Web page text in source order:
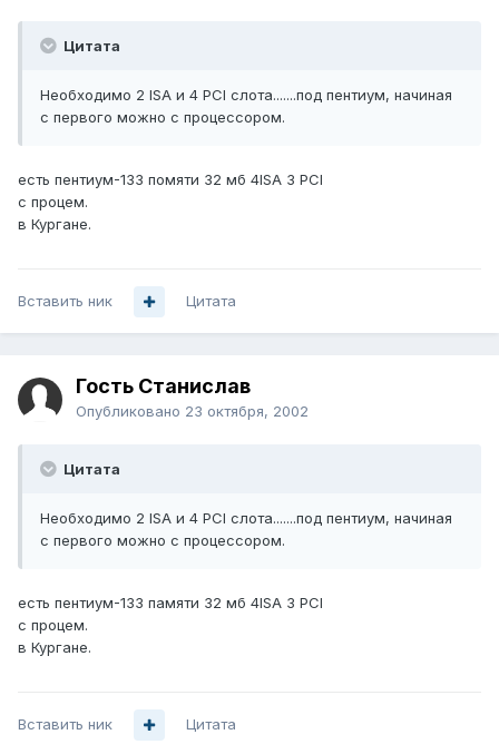
Цитата
Необходимо 2 ISA и 4 PCI слота.......под пентиум, начиная
с первого можно с процессором.
есть пентиум-133 помяти 32 мб 4ISA 3 PCI
с процем.
в Кургане.
Вставить ник Цитата
Гость Станислав
Опубликовано 23 октября, 2002
Цитата
Необходимо 2 ISA и 4 PCI слота.......под пентиум, начиная
с первого можно с процессором.
есть пентиум-133 памяти 32 мб 4ISA 3 PCI
с процем.
в Кургане.
Вставить ник Цитата